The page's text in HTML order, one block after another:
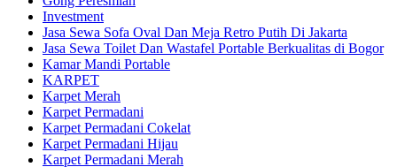
Investment
Jasa Sewa Sofa Oval Dan Meja Retro Putih Di Jakarta
Jasa Sewa Toilet Dan Wastafel Portable Berkualitas di Bogor
Kamar Mandi Portable
KARPET
Karpet Merah
Karpet Permadani
Karpet Permadani Cokelat
Karpet Permadani Hijau
Karpet Permadani Merah